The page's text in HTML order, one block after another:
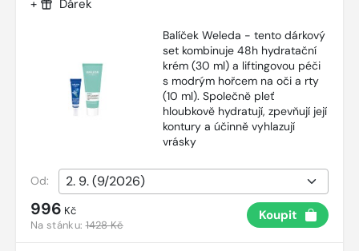
+ Dárek
Balíček Weleda - tento dárkový
set kombinuje 48h hydratační
krém (30 ml) a liftingovou péči
s modrým hořcem na oči a rty
(10 ml). Společně pleť
hloubkově hydratují, zpevňují její
kontury a účinně vyhlazují
vrásky
Od:
996 Kč
Na stánku:1428 Kč
Koupit